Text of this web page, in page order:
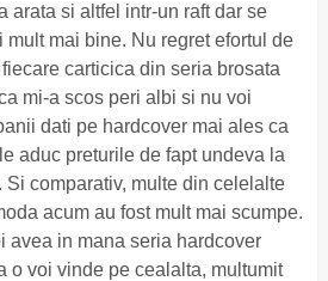
arata si altfel intr-un raft dar se
mult mai bine. Nu regret efortul de
carticica din seria brosata
mi-a scos peri albi si nu voi
dati pe hardcover mai ales ca
aduc preturile de fapt undeva la
Si comparativ, multe din celelalte
acum au fost mult mai scumpe.
avea in mana seria hardcover
o voi vinde pe cealalta, multumit